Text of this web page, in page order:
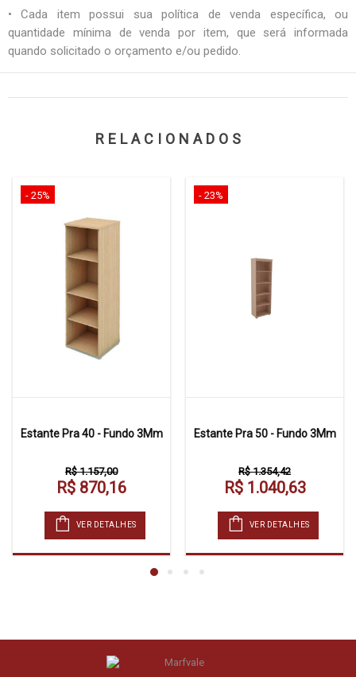
• Cada item possui sua política de venda específica, ou
quantidade mínima de venda por item, que será informada
quando solicitado o orçamento e/ou pedido.
RELACIONADOS
- 25%
Estante Pra 40 - Fundo 3Mm
R$ 1.157,00
R$ 870,16
VER DETALHES
- 23%
Estante Pra 50 - Fundo 3Mm
R$ 1.354,42
R$ 1.040,63
VER DETALHES